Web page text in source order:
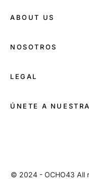
ABOUT US
NOSOTROS
LEGAL
ÚNETE A
© 2024 - OCHO43 All